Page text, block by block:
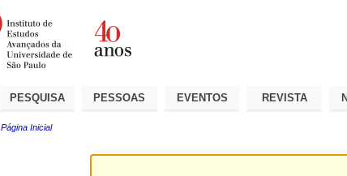
PESQUISA PESSOAS EVENTOS REVISTA
Página Inicial